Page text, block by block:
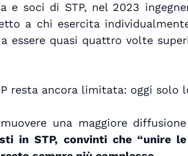
e soci di STP, nel 2023
a chi esercita
essere quasi quattro volte
resta ancora limitata: oggi solo
una maggiore
in STP, convinti che “unire